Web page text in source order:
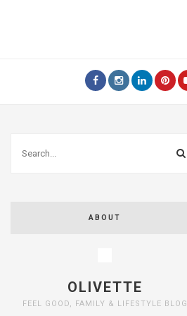
ABOUT
OLIVETTE
FEEL GOOD, FAMILY & LIFESTYLE BLOG